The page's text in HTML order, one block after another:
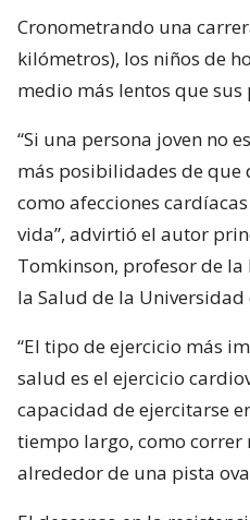
Cronometrando una
kilómetros), los niños de
medio más lentos que sus
“Si una persona joven no
más posibilidades de que
como afecciones
vida”, advirtió el autor
Tomkinson, profesor de la
la Salud de la
“El tipo de ejercicio más
salud es el ejercicio
capacidad de ejercitarse
tiempo largo, como
alrededor de una pista